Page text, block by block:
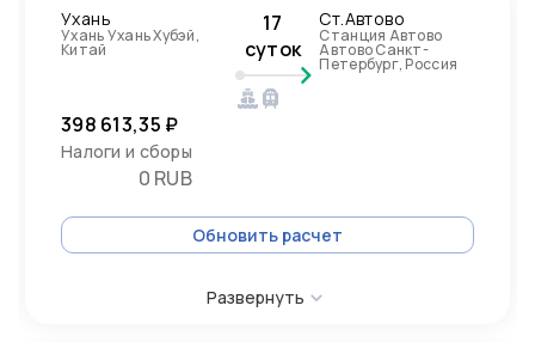
Ухань
Ухань Ухань Хубэй,
Китай
17
суток
Ст.Автово
Станция Автово
Автово Санкт-
Петербург, Россия
398 613,35 ₽
Налоги и сборы
0 RUB
Обновить расчет
Развернуть